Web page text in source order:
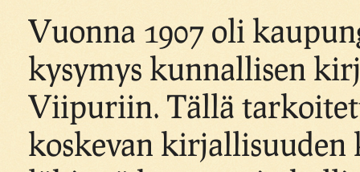
Vuonna 1907 oli
kysymys kunnallisen
Viipuriin. Tällä
koskevan kirjallisuuden